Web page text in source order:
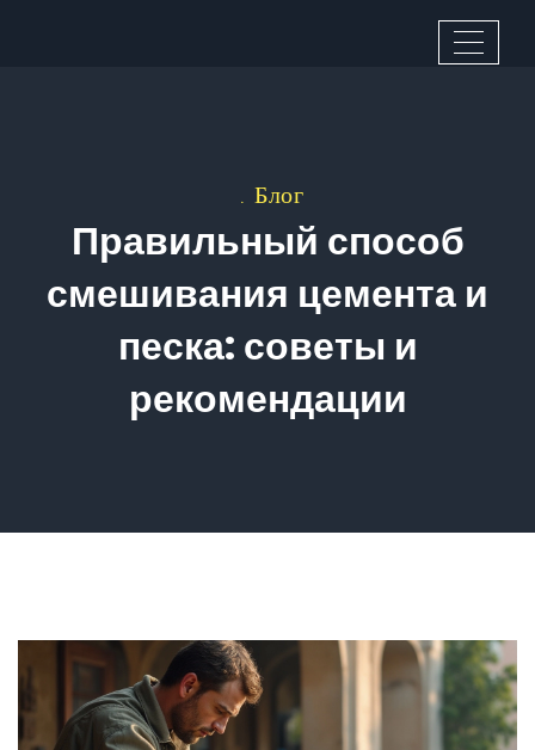
Блог
Правильный способ
смешивания цемента и
песка: советы и
рекомендации